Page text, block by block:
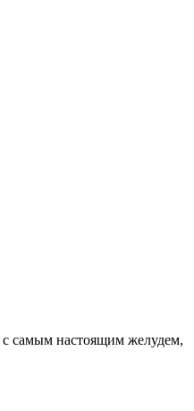
с самым настоящим желудем,